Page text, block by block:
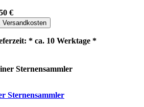
€
* ca. 10 Werktage *
Sternensammler